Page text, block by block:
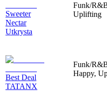
Sweeter
Nectar
Utkrysta
Funk/
Uplifting
Best Deal
TATANX
Funk/
Happy,